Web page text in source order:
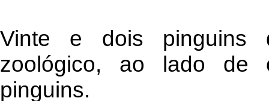
Vinte e dois pinguins
zoológico, ao lado de
pinguins.